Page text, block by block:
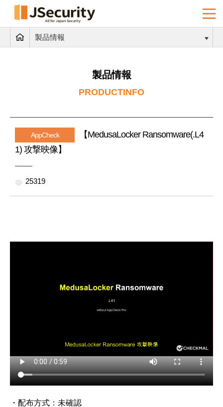
製品情報
製品情報
PRODUCTINFO
AppCheck
【MedusaLocker Ransomware(.L4
1) 攻撃映像】
25319
・配布方式：未確認